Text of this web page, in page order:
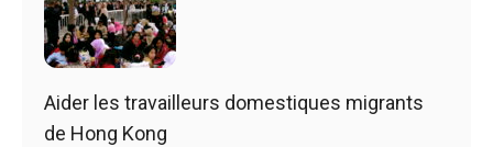
Aider les travailleurs domestiques migrants
de Hong Kong